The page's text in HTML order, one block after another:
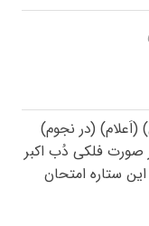
(در نجوم)
صورت فلکی دُب اکبر
ستاره امتحان